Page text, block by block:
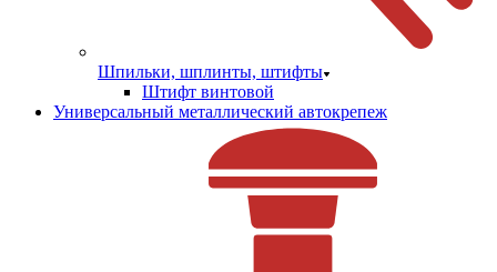
Шпильки, шплинты, штифты
Штифт винтовой
Универсальный металлический автокрепеж